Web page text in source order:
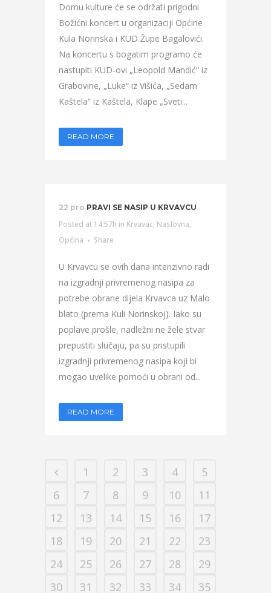
Domu kulture će se održati prigodni
Božićni koncert u organizaciji Općine
Kula Norinska i KUD Župe Bagalovići.
Na koncertu s bogatim programo će
nastupiti KUD-ovi „Leopold Mandić“ iz
Grabovine, „Luke“ iz Višića, „Sedam
Kaštela“ iz Kaštela, Klape „Sveti...
READ MORE
22 pro PRAVI SE NASIP U KRVAVCU
Posted at 14:57h in Krvavac, Naslovna,
Općina
Share
U Krvavcu se ovih dana intenzivno radi
na izgradnji privremenog nasipa za
potrebe obrane dijela Krvavca uz Malo
blato (prema Kuli Norinskoj). Iako su
poplave prošle, nadležni ne žele stvar
prepustiti slučaju, pa su pristupili
izgradnji privremenog nasipa koji bi
mogao uvelike pomoći u obrani od...
READ MORE
1 2 3 4
5
6
7 8 9 10
11
12
13 14 15 16
17
18
19 20 21 22
23
24
25 26 27 28
29
30
31 32 33 34 35